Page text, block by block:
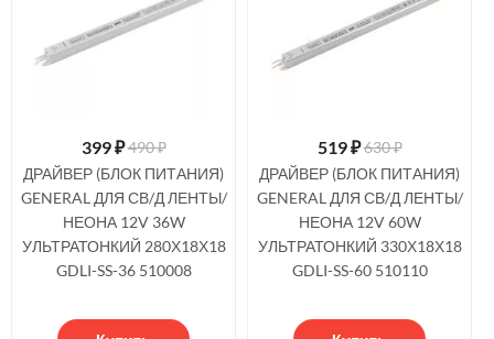
399₽490 ₽
ДРАЙВЕР (БЛОК ПИТАНИЯ)
GENERAL ДЛЯ СВ/Д ЛЕНТЫ/
НЕОНА 12V 36W
УЛЬТРАТОНКИЙ 280Х18Х18
GDLI-SS-36 510008
519₽630 ₽
ДРАЙВЕР (БЛОК ПИТАНИЯ)
GENERAL ДЛЯ СВ/Д ЛЕНТЫ/
НЕОНА 12V 60W
УЛЬТРАТОНКИЙ 330Х18Х18
GDLI-SS-60 510110